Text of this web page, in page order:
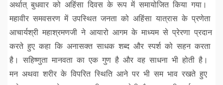
अर्थात् बुधवार को अहिंसा दिवस के रूप में समायोजित किया गया।
महावीर समवसरण में उपस्थित जनता को अहिंसा यात्रास के प्रणेता
आचार्यश्री महाश्रमणजी ने आयारो आगम के माध्यम से प्रेरणा प्रदान
करते हुए कहा कि अनासक्त साधक शब्द और स्पर्श को सहन करता
है। सहिष्णुता मानवता का एक गुण है और वह साधना भी होती है।
मन अथवा शरीर के विपरित स्थिति आने पर भी सम भाव रखते हुए